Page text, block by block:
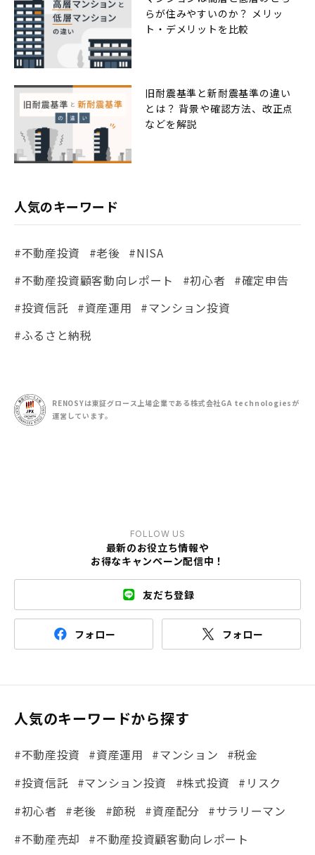
らが住みやすいのか？ メリッ
ト・デメリットを比較
旧耐震基準と新耐震基準の違い
とは？ 背景や確認方法、改正点
などを解説
人気のキーワード
#不動産投資 #老後 #NISA
#不動産投資顧客動向レポート
#初心者
#確定申告
#投資信託
#資産運用
#マンション投資
#ふるさと納税
FOLLOW US
最新のお役立ち情報や
お得なキャンペーン配信中！
友だち登録
フォロー フォロー
RENOSYは東証グロース上場企業である株式会社GA technologiesが
運営しています。
人気のキーワードから探す
#不動産投資 #資産運用 #マンション
#税金
#投資信託
#マンション投資 #株式投資
#リスク
#初心者
#老後 #節税 #資産配分 #サラリーマン
#不動産売却
#不動産投資顧客動向レポート